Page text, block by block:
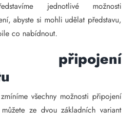
jednotlivé možnosti
abyste si mohli udělat představu,
co nabídnout.
připojení
všechny možnosti připojení
ze dvou základních variant